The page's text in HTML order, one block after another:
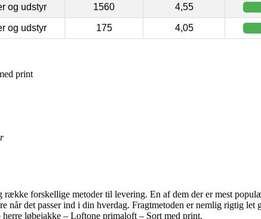
og udstyr 1560 4,55
og udstyr 175 4,05
print
række forskellige metoder til levering. En af dem der er mest
når det passer ind i din hverdag. Fragtmetoden er nemlig rigtig
løbejakke – Loftone primaloft – Sort med print.